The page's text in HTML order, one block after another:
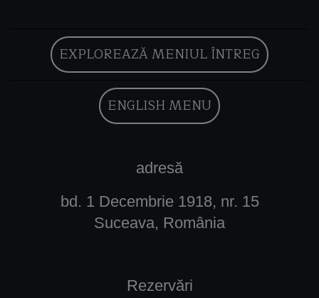
EXPLOREAZĂ MENIUL ÎNTREG
ENGLISH MENU
adresă
bd. 1 Decembrie 1918, nr. 15
Suceava, România
Rezervări